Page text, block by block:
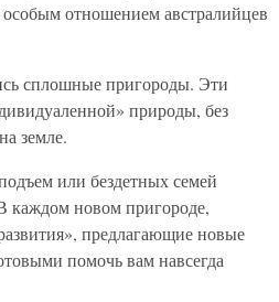
отношением австралийцев
сплошные пригороды. Эти
природы, без
земле.
или бездетных семей
каждом новом пригороде,
предлагающие новые
помочь вам навсегда